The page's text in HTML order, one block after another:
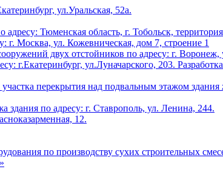
ул.Уральская, 52а.
Тюменская область, г. Тобольск,
г. Москва, ул. Кожевническая, дом 7, строение 1
двух отстойников по адресу: г. Воронеж,
г.Екатеринбург, ул.Луначарского, 203.
перекрытия над подвальным этажом
здания по адресу: г. Ставрополь, ул. Ленина, 244.
12.
по производству сухих строительных